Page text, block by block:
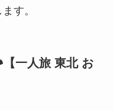
す。
一人旅 東北 お